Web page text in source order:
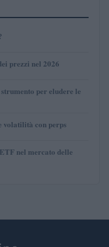
prezzi nel 2026
per eludere le
volatilità con perps
nel mercato delle